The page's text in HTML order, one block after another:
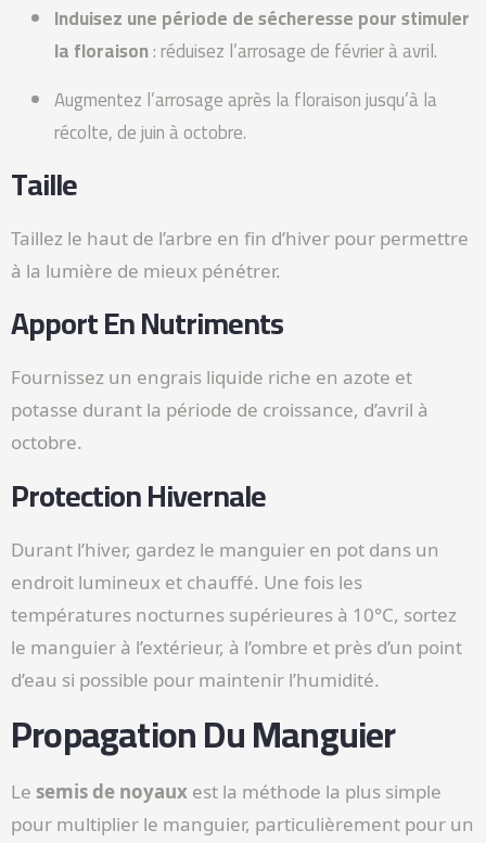
Induisez une période de sécheresse pour stimuler
la floraison: réduisez l’arrosage de février à avril.
Augmentez l’arrosage après la floraison jusqu’à la
récolte, de juin à octobre.
Taille
Taillez le haut de l’arbre en fin d’hiver pour permettre
à la lumière de mieux pénétrer.
Apport En Nutriments
Fournissez un engrais liquide riche en azote et
potasse durant la période de croissance, d’avril à
octobre.
Protection Hivernale
Durant l’hiver, gardez le manguier en pot dans un
endroit lumineux et chauffé. Une fois les
températures nocturnes supérieures à 10°C, sortez
le manguier à l’extérieur, à l’ombre et près d’un point
d’eau si possible pour maintenir l’humidité.
Propagation Du Manguier
Le semis de noyaux est la méthode la plus simple
pour multiplier le manguier, particulièrement pour un